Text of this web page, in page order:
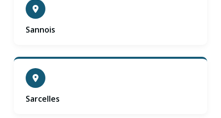
Sannois
Sarcelles